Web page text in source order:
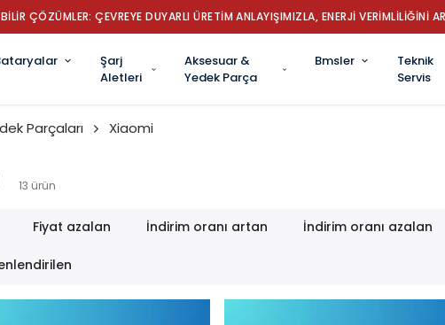
LİDER ROBOT SÜPÜRGE BATARYA MARKASI: GÜÇ, DAYANIKLILIK VE
Şarj
Aletleri
Aksesuar &
Yedek Parça
Bmsler
Teknik
Servis
Parçaları Xiaomi
13 ürün
Fiyat azalan İndirim oranı artan İndirim oranı azalan